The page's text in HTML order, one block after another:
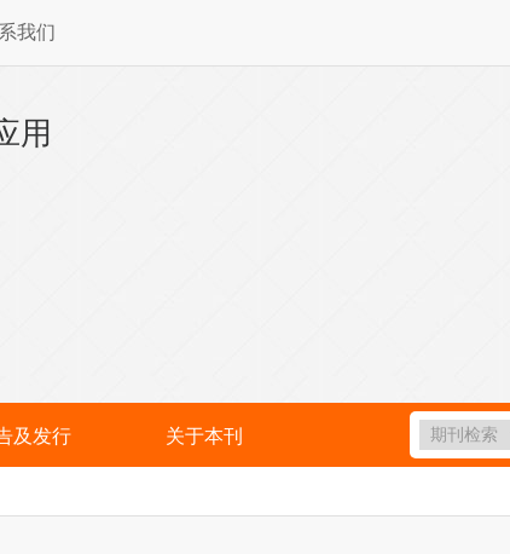
我们
用
及发行 关于本刊